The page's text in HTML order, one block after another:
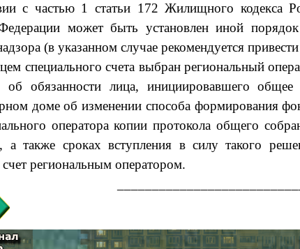
с частью 1 статьи 172 Жилищного кодекса
может быть установлен иной порядок
(в указанном случае рекомендуется
специального счета выбран региональный
обязанности лица, инициировавшего общее
доме об изменении способа формирования
оператора копии протокола общего
а также сроках вступления в силу такого
региональным оператором.